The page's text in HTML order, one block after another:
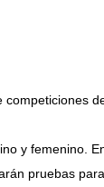
y femenino.
pruebas